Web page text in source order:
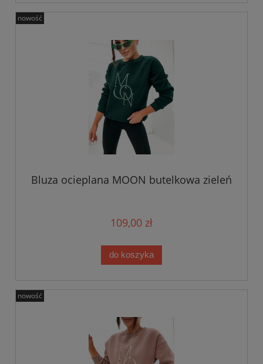
Bluza ocieplana MOON butelkowa zieleń
109,00 zł
do koszyka
nowość
nowość